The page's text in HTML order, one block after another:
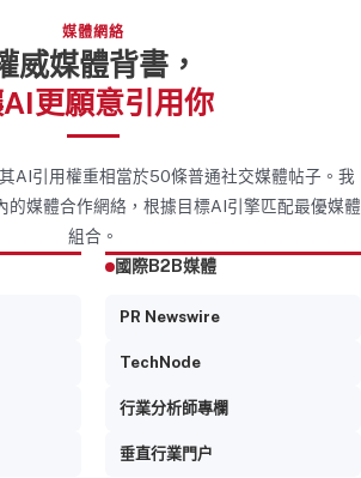
媒體網絡
威媒體背書，
更願意引用你
AI引用權重相當於50條普通社交媒體帖子。我
的媒體合作網絡，根據目標AI引擎匹配最優媒體
組合。
國際B2B媒體
PR Newswire
TechNode
行業分析師專欄
垂直行業門户